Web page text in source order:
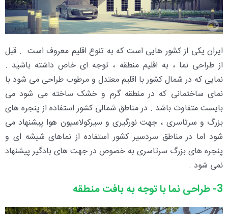
ایران یکی از کشور هایی است که به تنوع اقلیم معروف است . قبل
از طراحی نما ، به اقلیم منطقه ، توجه ای خاص داشته باشید .
نمایی که در شمال کشور با اقلیم معتدل و مرطوب طراحی می شود با
نمای ساختمانی که در منطقه گرم و خشک ساخته می شود می
بایست متفاوت باشد . در مناطق شمالی کشور استفاده از پنجره های
بزرگ و سرتاسری ، جهت نورگیری و سیرکولاسیون هوا پیشنهاد می
شود اما در مناطق سردسیر کشور استفاده از نماهای شیشه ای و
پنجره های بزرگ سرتاسری به خصوص در جهت های بادگیر پیشنهاد
نمی شود .
3- طراحی نما با توجه به بافت منطقه